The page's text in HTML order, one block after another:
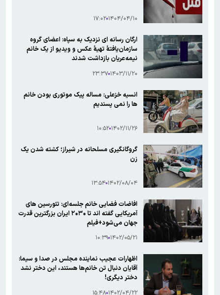
۱۴۰۴/۰۴/۱۰ ۱۷:۰۲
ارگان رسانه ای نزدیک به سپاه: اعضای گروه
سازمان‌یافتۀ تهیۀ عکس و ویدیو از یک خانم
نیمه‌عریان بازداشت شدند
۱۴۰۳/۱۱/۲۰ ۲۳:۳۷
انسیه خزعلی: مساله پیک موتوری بودن خانم
ها را نمی پسندیم
۱۴۰۲/۱۱/۲۶ ۱۰:۵۲
گروگانگیری مسلحانه در شیراز؛ کشته شدن یک
زن
۱۴۰۲/۰۸/۰۴ ۱۳:۵۴
افاضات فضایی خانم جلسه‌ای: تئورسین های
آمریکایی گفته اند تا ۲۰۳۰ ایران بزرگترین قدرت
جهان می‌شود+فیلم
۱۴۰۲/۰۵/۲۱ ۱۰:۳۹
اظهارات عجیب نماینده مجلس در صدا و سیما:
آقایان دنبال تن خانم‌ها هستند، این دختر نشد
دختر دیگری!
۱۴۰۲/۰۴/۲۲ ۱۵:۴۸